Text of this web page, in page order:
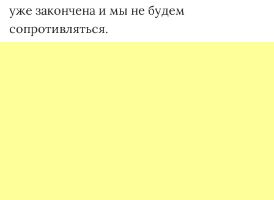
уже закончена и мы не будем
сопротивляться.